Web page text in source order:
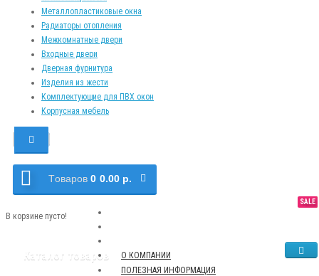
Металлопластиковые окна
Радиаторы отопления
Межкомнатные двери
Входные двери
Дверная фурнитура
Изделия из жести
Комплектующие для ПВХ окон
Корпусная мебель
Tоваров 0 0.00 р.
В корзине пусто!
Каталог товаров
О КОМПАНИИ
ПОЛЕЗНАЯ ИНФОРМАЦИЯ
NEW
TOP
SALE